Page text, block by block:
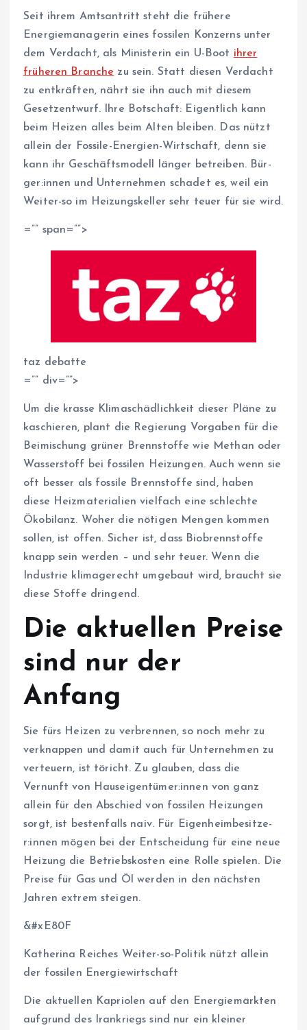
Seit ihrem Amtsantritt steht die frühere
Energiemanagerin eines fossilen Konzerns unter
dem Verdacht, als Ministerin ein U-Boot ihrer
früheren Branche zu sein. Statt diesen Verdacht
zu entkräften, nährt sie ihn auch mit diesem
Gesetzentwurf. Ihre Botschaft: Eigentlich kann
beim Heizen alles beim Alten bleiben. Das nützt
allein der Fossile-Energien-Wirtschaft, denn sie
kann ihr Geschäftsmodell länger betreiben. Bür­
ge­r:in­nen und Unternehmen schadet es, weil ein
Weiter-so im Heizungskeller sehr teuer für sie wird.
=”” span=””>
taz debatte
=”” div=””>
Um die krasse Klimaschädlichkeit dieser Pläne zu
kaschieren, plant die Regierung Vorgaben für die
Beimischung grüner Brennstoffe wie Methan oder
Wasserstoff bei fossilen Heizungen. Auch wenn sie
oft besser als fossile Brennstoffe sind, haben
diese Heizmaterialien vielfach eine schlechte
Ökobilanz. Woher die nötigen Mengen kommen
sollen, ist offen. Sicher ist, dass Biobrennstoffe
knapp sein werden – und sehr teuer. Wenn die
Industrie klimagerecht umgebaut wird, braucht sie
diese Stoffe dringend.
Die aktuellen Preise
sind nur der
Anfang
Sie fürs Heizen zu verbrennen, so noch mehr zu
verknappen und damit auch für Unternehmen zu
verteuern, ist töricht. Zu glauben, dass die
Vernunft von Haus­ei­gen­tü­me­r:in­nen von ganz
allein für den Abschied von fossilen Heizungen
sorgt, ist bestenfalls naiv. Für Ei­gen­heim­be­sit­ze­
r:in­nen mögen bei der Entscheidung für eine neue
Heizung die Betriebskosten eine Rolle spielen. Die
Preise für Gas und Öl werden in den nächsten
Jahren extrem steigen.
&#xE80F
Katherina Reiches Weiter-so-Politik nützt allein
der fossilen Energiewirtschaft
Die aktuellen Kapriolen auf den Energiemärkten
aufgrund des Irankriegs sind nur ein kleiner